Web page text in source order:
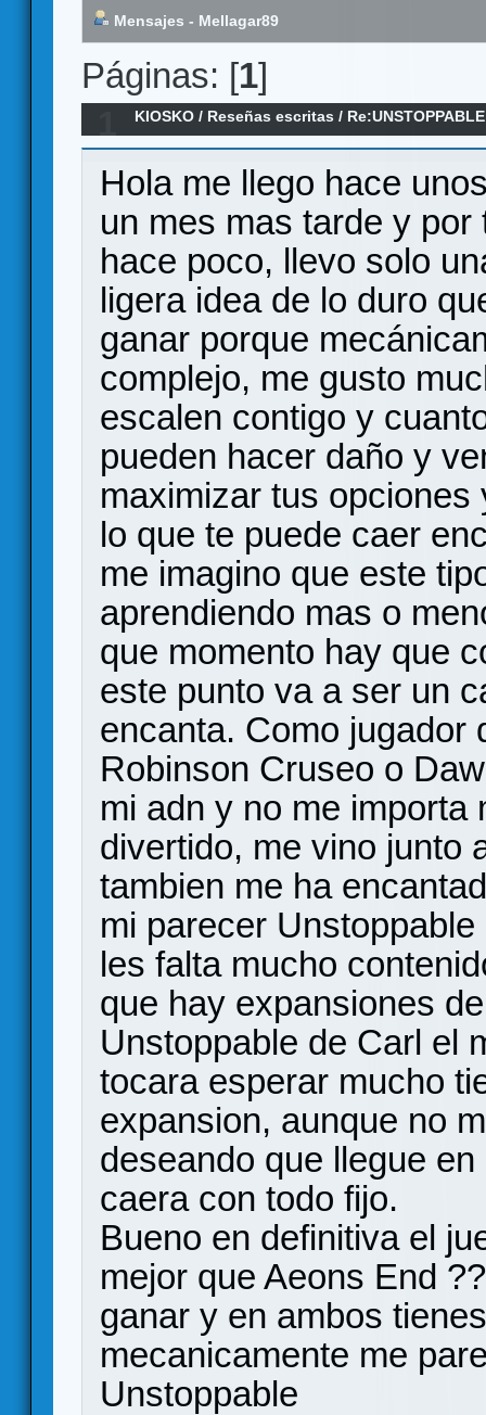
Mensajes - Mellagar89
Páginas: [1]
KIOSKO / Reseñas escritas /
Hola me llego hace
un mes mas tarde y
hace poco, llevo solo
ligera idea de lo duro
ganar porque
complejo, me gusto
escalen contigo y
pueden hacer daño y
maximizar tus
lo que te puede caer
me imagino que este
aprendiendo mas o
que momento hay que
este punto va a ser un
encanta. Como jugador
Robinson Cruseo o
mi adn y no me importa
divertido, me vino junto
tambien me ha
mi parecer
les falta mucho
que hay expansiones
Unstoppable de Carl el
tocara esperar mucho
expansion, aunque no
deseando que llegue
caera con todo fijo.
Bueno en definitiva el
mejor que Aeons End
ganar y en ambos
mecanicamente me
Unstoppable